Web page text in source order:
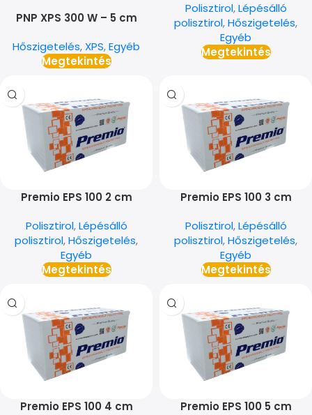
PNP XPS 300 W – 5 cm
Hőszigetelés, XPS,Egyéb
Megtekintés
Polisztirol,Lépésálló
polisztirol,Hőszigetelés,
Egyéb
Megtekintés
Premio EPS 100 2 cm
Polisztirol,Lépésálló
polisztirol,Hőszigetelés,
Egyéb
Megtekintés
Premio EPS 100 3 cm
Polisztirol,Lépésálló
polisztirol,Hőszigetelés,
Egyéb
Megtekintés
Premio EPS 100 4 cm Premio EPS 100 5 cm